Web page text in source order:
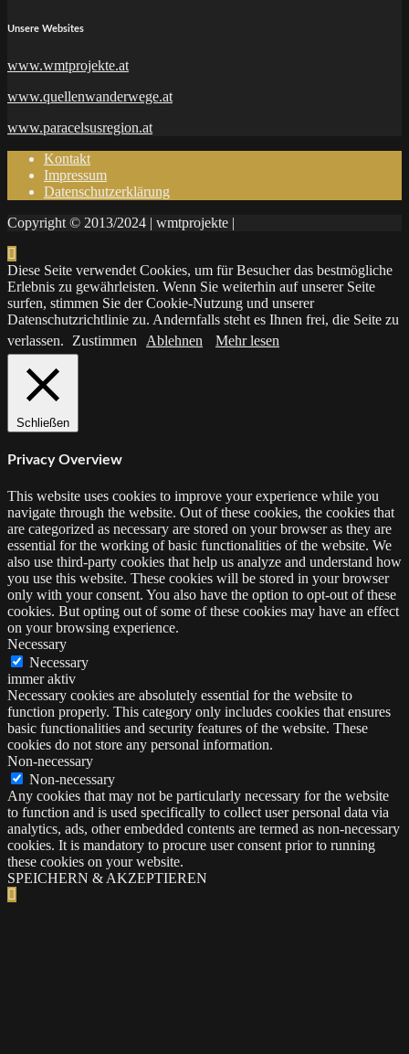
Unsere Websites
www.wmtprojekte.at
www.quellenwanderwege.at
www.paracelsusregion.at
Kontakt
Impressum
Datenschutzerklärung
Copyright © 2013/2024 | wmtprojekte |
Diese Seite verwendet Cookies, um für Besucher das bestmögliche
Erlebnis zu gewährleisten. Wenn Sie weiterhin auf unserer Seite
surfen, stimmen Sie der Cookie-Nutzung und unserer
Datenschutzrichtlinie zu. Andernfalls steht es Ihnen frei, die Seite zu
verlassen.
Zustimmen Ablehnen Mehr lesen
Schließen
Privacy Overview
This website uses cookies to improve your experience while you
navigate through the website. Out of these cookies, the cookies that
are categorized as necessary are stored on your browser as they are
essential for the working of basic functionalities of the website. We
also use third-party cookies that help us analyze and understand how
you use this website. These cookies will be stored in your browser
only with your consent. You also have the option to opt-out of these
cookies. But opting out of some of these cookies may have an effect
on your browsing experience.
Necessary
Necessary
immer aktiv
Necessary cookies are absolutely essential for the website to
function properly. This category only includes cookies that ensures
basic functionalities and security features of the website. These
cookies do not store any personal information.
Non-necessary
Non-necessary
Any cookies that may not be particularly necessary for the website
to function and is used specifically to collect user personal data via
analytics, ads, other embedded contents are termed as non-necessary
cookies. It is mandatory to procure user consent prior to running
these cookies on your website.
SPEICHERN & AKZEPTIEREN